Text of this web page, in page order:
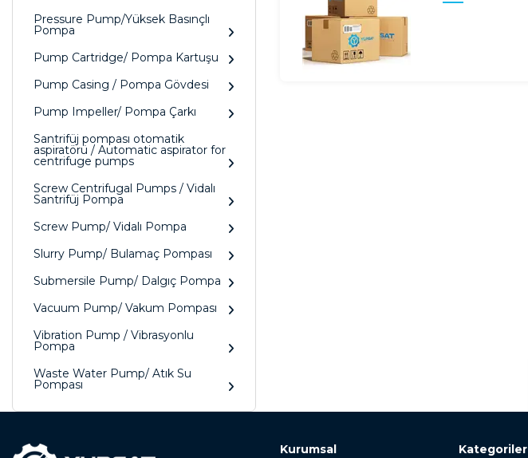
Pressure Pump/Yüksek Basınçlı
Pompa
Pump Cartridge/ Pompa Kartuşu
Pump Casing / Pompa Gövdesi
Pump Impeller/ Pompa Çarkı
Santrifüj pompası otomatik
aspiratörü / Automatic aspirator for
centrifuge pumps
Screw Centrifugal Pumps / Vidalı
Santrifüj Pompa
Screw Pump/ Vidalı Pompa
Slurry Pump/ Bulamaç Pompası
Submersile Pump/ Dalgıç Pompa
Vacuum Pump/ Vakum Pompası
Vibration Pump / Vibrasyonlu
Pompa
Waste Water Pump/ Atık Su
Pompası
Kurumsal Kategoriler